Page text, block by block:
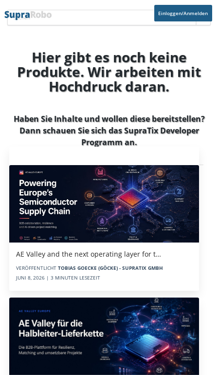
Einloggen/Anmelden
Hier gibt es noch keine
Produkte. Wir arbeiten mit
Hochdruck daran.
Haben Sie Inhalte und wollen diese bereitstellen?
Dann schauen Sie sich dasSupraTix Developer
Programman.
AE Valley and the next operating layer for t…
VERÖFFENTLICHT TOBIAS GOECKE (GÖCKE) - SUPRATIX GMBH
JUNI 8, 2026 | 3 MINUTEN LESEZEIT